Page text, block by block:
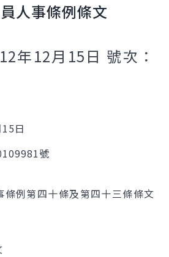
人事條例條文
年12月15日 號次：
日
號
條例第四十條及第四十三條條文